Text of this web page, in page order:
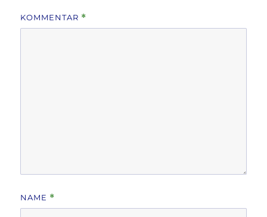
KOMMENTAR *
NAME *